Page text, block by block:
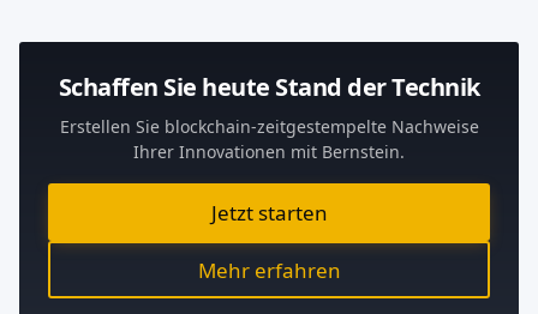
Schaffen Sie heute Stand der Technik
Erstellen Sie blockchain-zeitgestempelte Nachweise
Ihrer Innovationen mit Bernstein.
Jetzt starten
Mehr erfahren